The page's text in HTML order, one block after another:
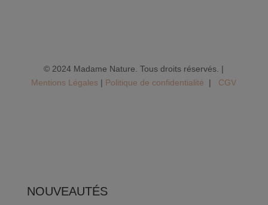
© 2024 Madame Nature. Tous droits réservés. |
Mentions Légales | Politique de confidentialité | CGV
NOUVEAUTÉS